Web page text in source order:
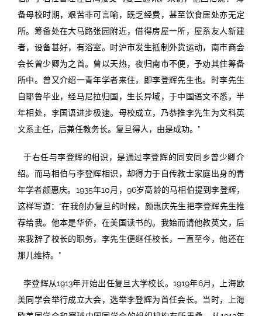
备母校时期，艰苦非可言喻，既乏经费，甚至饮食居处亦无定
所。筹备处在大马路张园附近，借得房屋一所，屋系友人新建
者，设备甚好，有浴室。时沪市发生抵制外货运动，南市商会
会长曾少卿为之首。曾以天热，夜归南市不便，予劝其住筹备
所中。曾又介绍一青年学者来住，即李登辉先生也。时李先生
自耶鲁毕业，经马尼拉归国，生长异域，于中国语文不悉，半
年相处，李国语进步极速。母校成立，乃恭推李先生为文科英
文系主任，后兼任教务长。复旦得人，由是成功。”
于右任与李登辉的相识，是通过李登辉的同安同乡曾少卿介
绍。而马相伯与李登辉相识，却得力于自传教士家庭出身的青
年学者颜惠庆。1935年10月，96岁高龄的马相伯提到李登辉，
这样写道：“在我创办复旦的时候，颜惠庆先生把李登辉先生推
荐给我。他本是华侨，在美国读书的。我始而请他教英文，后
来我辞了校长的职务，李先生便继任校长，一直至今，他还在
那儿维持。”
李登辉从1913年开始出任复旦大学校长。1919年6月，上海欧
美同学会举行成立大会，选举李登辉为首任会长。当时，上海